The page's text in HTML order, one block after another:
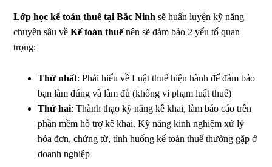
Lớp học kế toán thuế tại Bắc Ninh sẽ huấn luyện kỹ năng
chuyên sâu vềKế toán thuếnên sẽ đảm bảo 2 yếu tố quan
trọng:
Thứ nhất: Phải hiểu về Luật thuế hiện hành để đảm bảo
bạn làm đúng và làm đủ (không vi phạm luật thuế)
Thứ hai: Thành thạo kỹ năng kê khai, làm báo cáo trên
phần mềm hỗ trợ kê khai. Kỹ năng kinh nghiệm xử lý
hóa đơn, chứng từ, tình huống kế toán thuế thường gặp ở
doanh nghiệp